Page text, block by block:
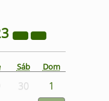
Sáb Dom
30
1